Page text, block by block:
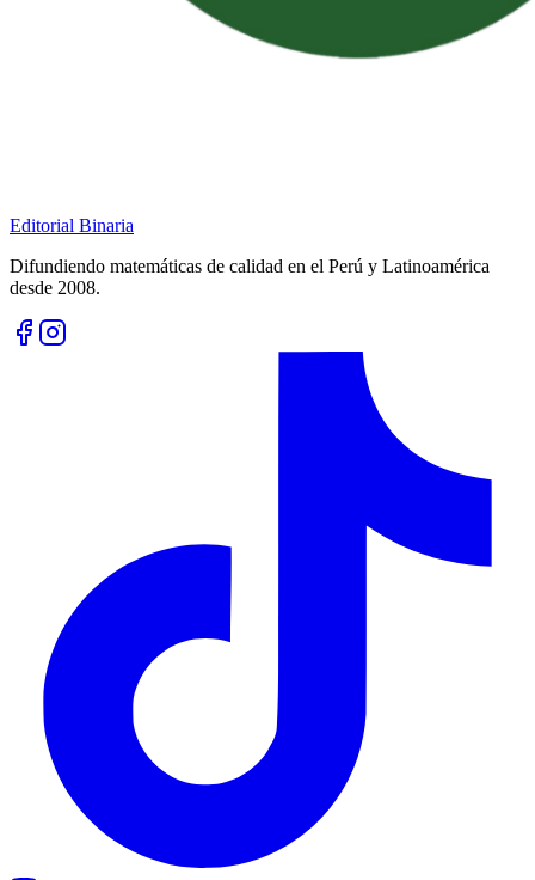
Editorial Binaria
Difundiendo matemáticas de calidad en el Perú y Latinoamérica
desde 2008.